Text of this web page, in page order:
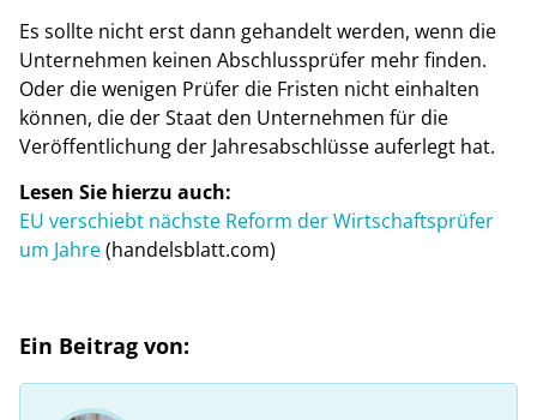
Es sollte nicht erst dann gehandelt werden, wenn die
Unternehmen keinen Abschlussprüfer mehr finden.
Oder die wenigen Prüfer die Fristen nicht einhalten
können, die der Staat den Unternehmen für die
Veröffentlichung der Jahresabschlüsse auferlegt hat.
Lesen Sie hierzu auch:
EU verschiebt nächste Reform der Wirtschaftsprüfer
um Jahre(handelsblatt.com)
Ein Beitrag von: